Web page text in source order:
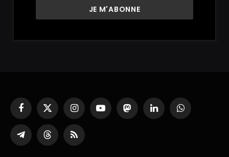
Facebook
X
(Twitter)
InstagramYouTubeMastodonLinkedInWhatsApp
Partager
sur
ThreadsRSS